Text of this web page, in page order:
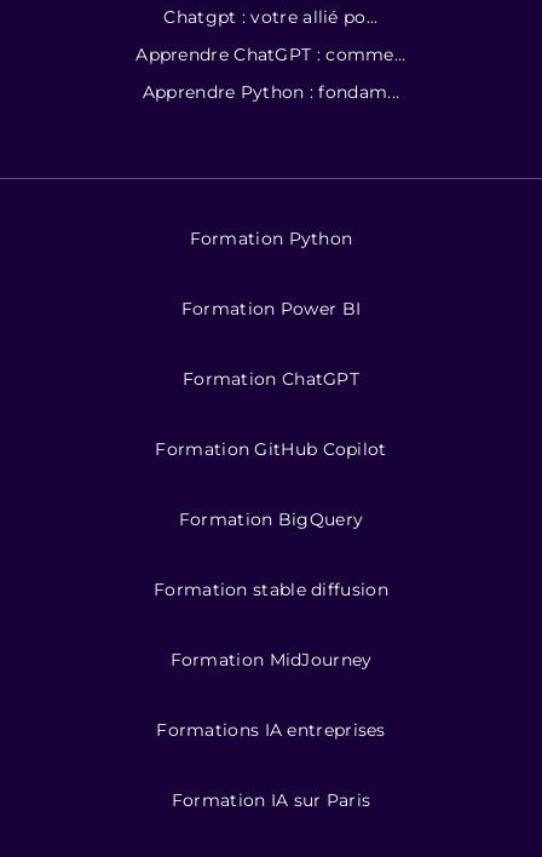
Chatgpt : votre allié po...
Apprendre ChatGPT : comme...
Apprendre Python : fondam...
Formation Python
Formation Power BI
Formation ChatGPT
Formation GitHub Copilot
Formation BigQuery
Formation stable diffusion
Formation MidJourney
Formations IA entreprises
Formation IA sur Paris